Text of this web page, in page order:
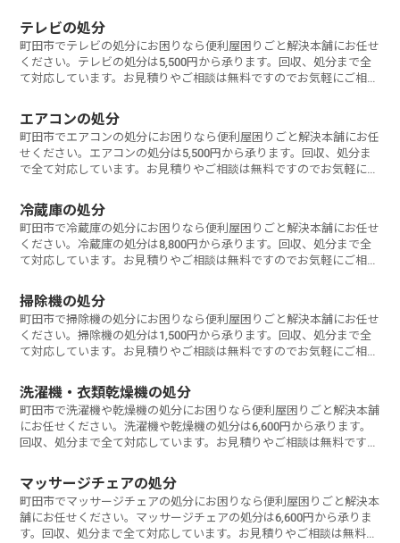
テレビの処分
町田市でテレビの処分にお困りなら便利屋困りごと解決本舗にお任せ
ください。テレビの処分は5,500円から承ります。回収、処分まで全
て対応しています。お見積りやご相談は無料ですのでお気軽にご相談
エアコンの処分
町田市でエアコンの処分にお困りなら便利屋困りごと解決本舗にお任
せください。エアコンの処分は5,500円から承ります。回収、処分ま
で全て対応しています。お見積りやご相談は無料ですのでお気軽にご
冷蔵庫の処分
町田市で冷蔵庫の処分にお困りなら便利屋困りごと解決本舗にお任せ
ください。冷蔵庫の処分は8,800円から承ります。回収、処分まで全
て対応しています。お見積りやご相談は無料ですのでお気軽にご相談
掃除機の処分
町田市で掃除機の処分にお困りなら便利屋困りごと解決本舗にお任せ
ください。掃除機の処分は1,500円から承ります。回収、処分まで全
て対応しています。お見積りやご相談は無料ですのでお気軽にご相談
洗濯機・衣類乾燥機の処分
町田市で洗濯機や乾燥機の処分にお困りなら便利屋困りごと解決本舗
にお任せください。洗濯機や乾燥機の処分は6,600円から承ります。
回収、処分まで全て対応しています。お見積りやご相談は無料ですの
マッサージチェアの処分
町田市でマッサージチェアの処分にお困りなら便利屋困りごと解決本
舗にお任せください。マッサージチェアの処分は6,600円から承りま
す。回収、処分まで全て対応しています。お見積りやご相談は無料で